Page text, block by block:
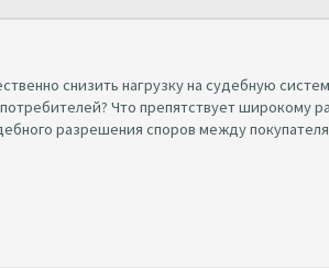
снизить нагрузку на судебную
Что препятствует широкому
разрешения споров между